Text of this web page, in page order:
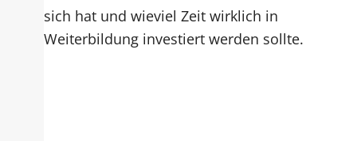
sich hat und wieviel Zeit wirklich in
Weiterbildung investiert werden sollte.